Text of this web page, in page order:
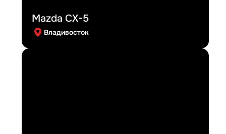
Mazda CX-5
Владивосток